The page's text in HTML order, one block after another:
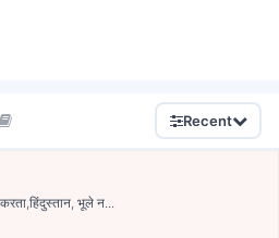
Recent
भूले न...